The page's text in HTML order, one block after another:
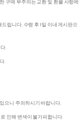
구매 부주의는 교환 및 환불 사항에
립니다. 수령 후 1일 이내 게시판으
.
.
으니 주의하시기 바랍니다.
인해 변색이 불가피합니다.